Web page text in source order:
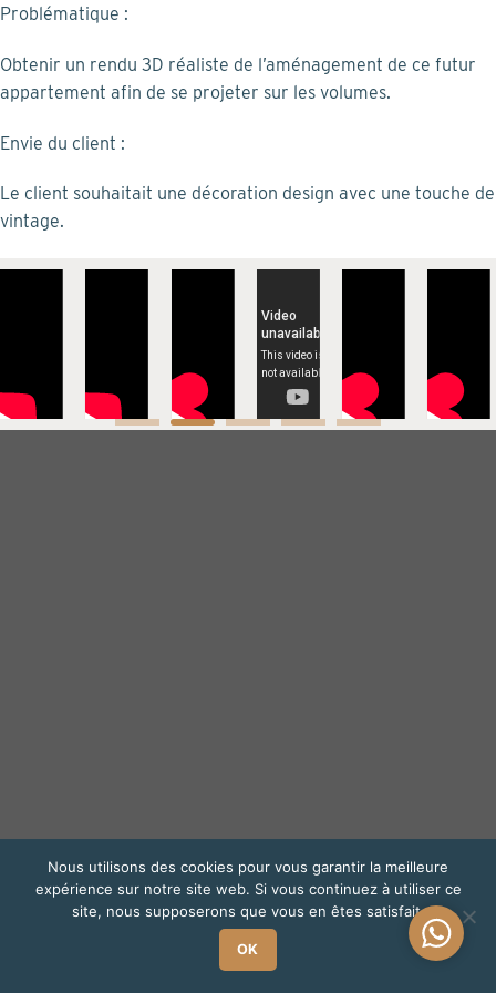
Skip
content
Problématique :
Obtenir un rendu 3D réaliste de l’aménagement de ce futur
appartement afin de se projeter sur les volumes.
Envie du client :
Le client souhaitait une décoration design avec une touche de
vintage.
Nous utilisons des cookies pour vous garantir la meilleure
expérience sur notre site web. Si vous continuez à utiliser ce
site, nous supposerons que vous en êtes satisfait.
OK
Une